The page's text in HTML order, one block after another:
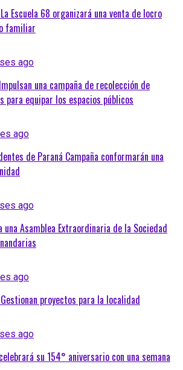
Escuela 68 organizará una venta de locro
familiar
ago
una campaña de recolección de
para equipar los espacios públicos
ago
de Paraná Campaña conformarán una
ago
una Asamblea Extraordinaria de la Sociedad
ago
proyectos para la localidad
ago
su 154° aniversario con una semana